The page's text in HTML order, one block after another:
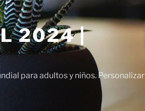
2024 |
para adultos y niños. Personalizar